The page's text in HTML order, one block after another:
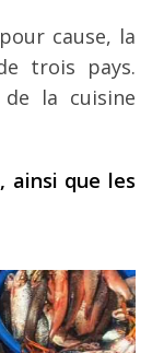
cause, la
trois pays.
la cuisine
ainsi que les